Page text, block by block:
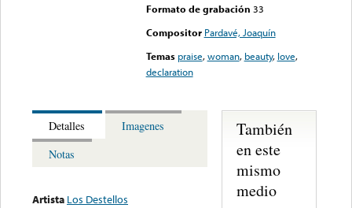
Formato de grabación 33
Compositor Pardavé, Joaquín
Temas praise,woman, beauty, love,
declaration
Detalles
Imagenes
Notas
Artista Los Destellos
También
en este
mismo
medio